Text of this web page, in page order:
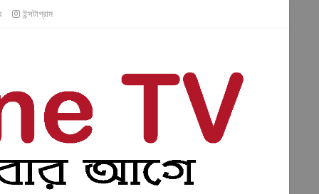
ইন্সটাগ্রাম